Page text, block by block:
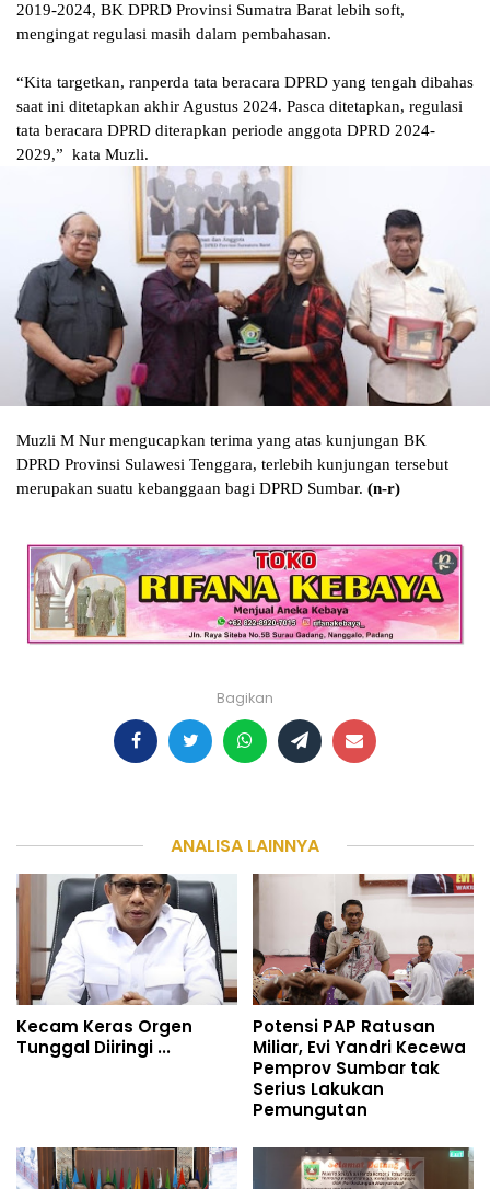
2019-2024, BK DPRD Provinsi Sumatra Barat lebih soft,
mengingat regulasi masih dalam pembahasan.
“Kita targetkan, ranperda tata beracara DPRD yang tengah dibahas
saat ini ditetapkan akhir Agustus 2024. Pasca ditetapkan, regulasi
tata beracara DPRD diterapkan periode anggota DPRD 2024-
2029,” kata Muzli.
Muzli M Nur mengucapkan terima yang atas kunjungan BK
DPRD Provinsi Sulawesi Tenggara, terlebih kunjungan tersebut
merupakan suatu kebanggaan bagi DPRD Sumbar. (n-r)
Bagikan
ANALISA LAINNYA
Kecam Keras Orgen
Tunggal Diiringi ...
Potensi PAP Ratusan
Miliar, Evi Yandri Kecewa
Pemprov Sumbar tak
Serius Lakukan
Pemungutan